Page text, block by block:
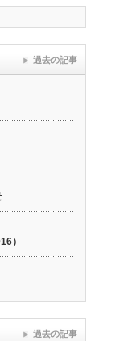
）
過去の記事
過去の記事